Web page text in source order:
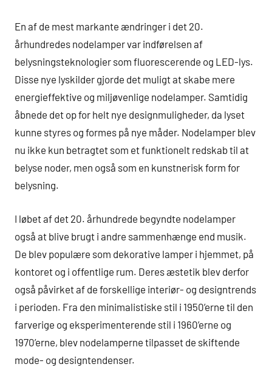
En af de mest markante ændringer i det 20.
århundredes nodelamper var indførelsen af
belysningsteknologier som fluorescerende og LED-lys.
Disse nye lyskilder gjorde det muligt at skabe mere
energieffektive og miljøvenlige nodelamper. Samtidig
åbnede det op for helt nye designmuligheder, da lyset
kunne styres og formes på nye måder. Nodelamper blev
nu ikke kun betragtet som et funktionelt redskab til at
belyse noder, men også som en kunstnerisk form for
belysning.
I løbet af det 20. århundrede begyndte nodelamper
også at blive brugt i andre sammenhænge end musik.
De blev populære som dekorative lamper i hjemmet, på
kontoret og i offentlige rum. Deres æstetik blev derfor
også påvirket af de forskellige interiør- og designtrends
i perioden. Fra den minimalistiske stil i 1950’erne til den
farverige og eksperimenterende stil i 1960’erne og
1970’erne, blev nodelamperne tilpasset de skiftende
mode- og designtendenser.